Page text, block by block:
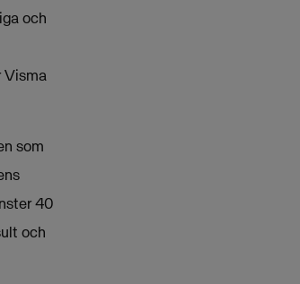
och
Visma
som
40
och